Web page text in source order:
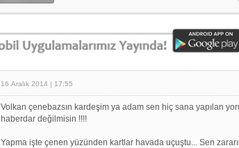
16 Aralık 2014 | 17:55
Volkan çenebazsın kardeşim ya adam sen hiç sana yapılan
haberdar değilmisin !!!!
Yapma işte çenen yüzünden kartlar havada uçuştu... Sen